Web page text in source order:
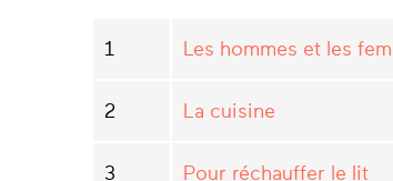
1 Les hommes et les
2 La cuisine
3 Pour réchauffer le lit